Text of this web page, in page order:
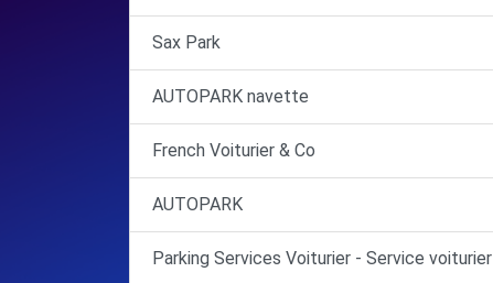
Sax Park
AUTOPARK navette
French Voiturier & Co
AUTOPARK
Parking Services Voiturier - Service voiturier